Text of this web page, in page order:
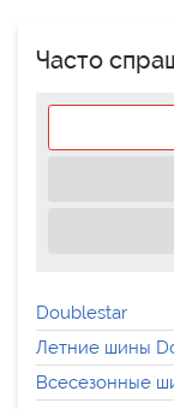
Часто
Doublestar
Летние шины
Всесезонные